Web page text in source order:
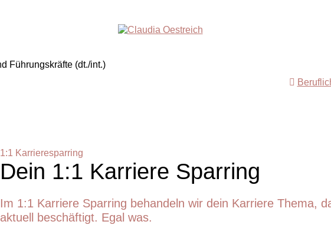
1:1 Karrieresparring
Dein 1:1 Karriere Sparring
Im 1:1 Karriere Sparring behandeln wir dein Karriere Thema,
aktuell beschäftigt. Egal was.